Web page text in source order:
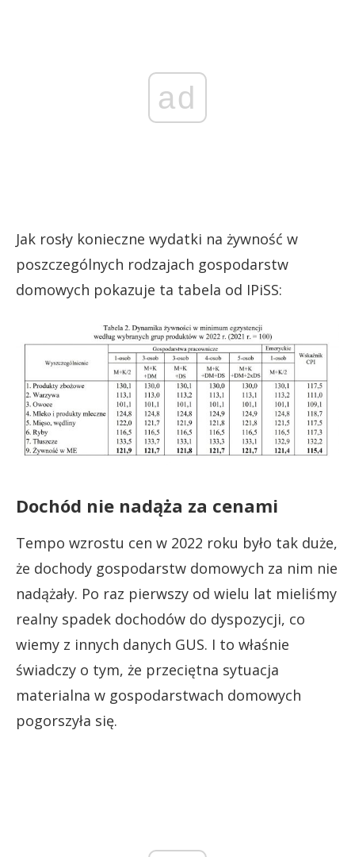
ad
Jak rosły konieczne wydatki na żywność w
poszczególnych rodzajach gospodarstw
domowych pokazuje ta tabela od IPiSS:
Dochód nie nadąża za cenami
Tempo wzrostu cen w 2022 roku było tak duże,
że dochody gospodarstw domowych za nim nie
nadążały. Po raz pierwszy od wielu lat mieliśmy
realny spadek dochodów do dyspozycji, co
wiemy z innych danych GUS. I to właśnie
świadczy o tym, że przeciętna sytuacja
materialna w gospodarstwach domowych
pogorszyła się.